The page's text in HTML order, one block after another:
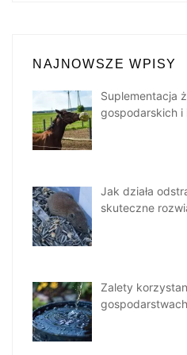
NAJNOWSZE WPISY
Suplementacja
gospodarskich i
Jak działa
skuteczne
Zalety